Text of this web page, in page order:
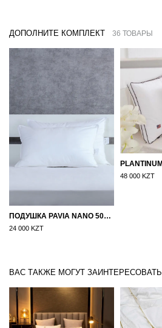
ДОПОЛНИТЕ КОМПЛЕКТ 36 ТОВАРЫ
ПОДУШКА PAVIA NANO 50X70
24 000 KZT
48 000 KZT
ВАС ТАКЖЕ МОГУТ ЗАИНТЕРЕСОВАТЬ